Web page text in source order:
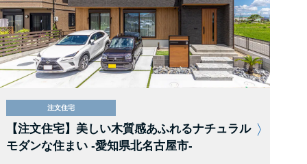
注文住宅
【注文住宅】美しい木質感あふれるナチュラル
モダンな住まい -愛知県北名古屋市-